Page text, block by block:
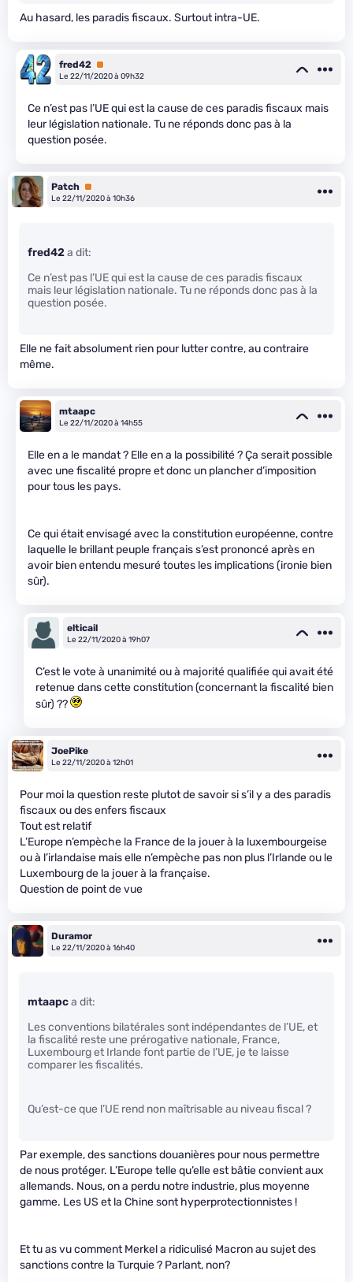
Au hasard, les paradis fiscaux. Surtout intra-UE.
fred42 Premium
Le 22/11/2020 à 09h32
Ce n’est pas l’UE qui est la cause de ces paradis fiscaux mais
leur législation nationale. Tu ne réponds donc pas à la
question posée.
Patch Premium
Le 22/11/2020 à 10h36
fred42a dit:
Ce n’est pas l’UE qui est la cause de ces paradis fiscaux
mais leur législation nationale. Tu ne réponds donc pas à la
question posée.
Elle ne fait absolument rien pour lutter contre, au contraire
même.
mtaapc
Le 22/11/2020 à 14h55
Elle en a le mandat ? Elle en a la possibilité ? Ça serait possible
avec une fiscalité propre et donc un plancher d’imposition
pour tous les pays.
Ce qui était envisagé avec la constitution européenne, contre
laquelle le brillant peuple français s’est prononcé après en
avoir bien entendu mesuré toutes les implications (ironie bien
sûr).
elticail
Le 22/11/2020 à 19h07
C’est le vote à unanimité ou à majorité qualifiée qui avait été
retenue dans cette constitution (concernant la fiscalité bien
sûr) ??
JoePike
Le 22/11/2020 à 12h01
Pour moi la question reste plutot de savoir si s’il y a des paradis
fiscaux ou des enfers fiscaux
Tout est relatif
L’Europe n’empèche la France de la jouer à la luxembourgeise
ou à l’irlandaise mais elle n’empèche pas non plus l’Irlande ou le
Luxembourg de la jouer à la française.
Question de point de vue
Duramor
Le 22/11/2020 à 16h40
mtaapca dit:
Les conventions bilatérales sont indépendantes de l’UE, et
la fiscalité reste une prérogative nationale, France,
Luxembourg et Irlande font partie de l’UE, je te laisse
comparer les fiscalités.
Qu’est-ce que l’UE rend non maîtrisable au niveau fiscal ?
Par exemple, des sanctions douanières pour nous permettre
de nous protéger. L’Europe telle qu’elle est bâtie convient aux
allemands. Nous, on a perdu notre industrie, plus moyenne
gamme. Les US et la Chine sont hyperprotectionnistes !
Et tu as vu comment Merkel a ridiculisé Macron au sujet des
sanctions contre la Turquie ? Parlant, non?